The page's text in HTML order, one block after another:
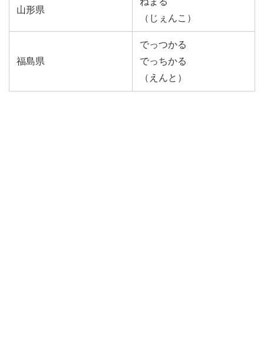
山形県
（じぇんこ）
福島県
でっつかる
でっちかる
（えんと）